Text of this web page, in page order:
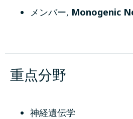
メンバー, Monogenic
重点分野
神経遺伝学